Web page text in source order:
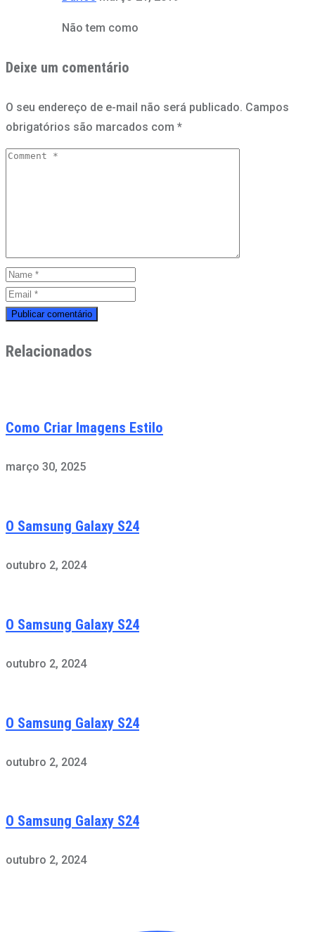
Não tem como
Deixe um comentário
O seu endereço de e-mail não será publicado. Campos
obrigatórios são marcados com *
Relacionados
Como Criar Imagens Estilo
março 30, 2025
O Samsung Galaxy S24
outubro 2, 2024
O Samsung Galaxy S24
outubro 2, 2024
O Samsung Galaxy S24
outubro 2, 2024
O Samsung Galaxy S24
outubro 2, 2024